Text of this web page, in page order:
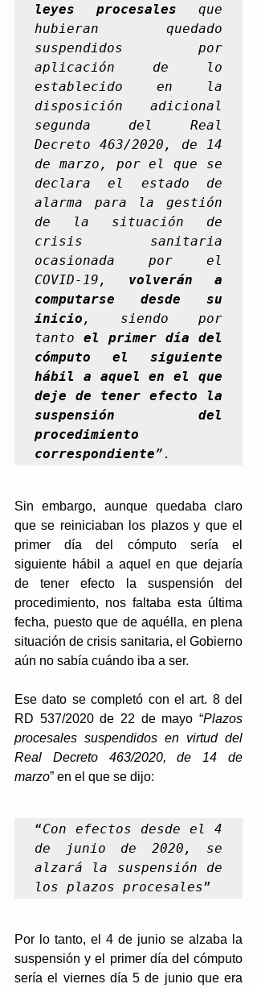
leyes procesales que
hubieran quedado
suspendidos por
aplicación de lo
establecido en la
disposición adicional
segunda del Real
Decreto 463/2020, de 14
de marzo, por el que se
declara el estado de
alarma para la gestión
de la situación de
crisis sanitaria
ocasionada por el
COVID-19, volverán a
computarse desde su
inicio , siendo por
tanto el primer día del
cómputo el siguiente
hábil a aquel en el que
deje de tener efecto la
suspensión del
procedimiento
correspondiente”.
Sin embargo, aunque quedaba claro
que se reiniciaban los plazos y que el
primer día del cómputo sería el
siguiente hábil a aquel en que dejaría
de tener efecto la suspensión del
procedimiento, nos faltaba esta última
fecha, puesto que de aquélla, en plena
situación de crisis sanitaria, el Gobierno
aún no sabía cuándo iba a ser.
Ese dato se completó con el art. 8 del
RD 537/2020 de 22 de mayo “Plazos
procesales suspendidos en virtud del
Real Decreto 463/2020, de 14 de
marzo” en el que se dijo:
“Con efectos desde el 4
de junio de 2020, se
alzará la suspensión de
los plazos procesales”
Por lo tanto, el 4 de junio se alzaba la
suspensión y el primer día del cómputo
sería el viernes día 5 de junio que era